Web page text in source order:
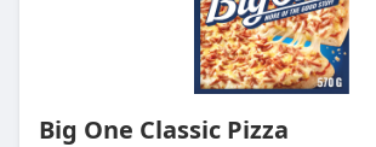
Big One Classic Pizza